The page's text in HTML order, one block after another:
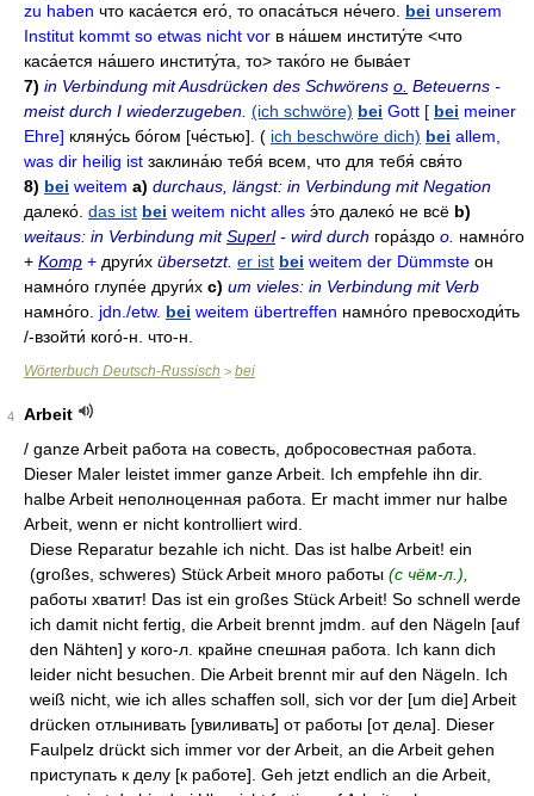
zu haben что каса́ется его́ то опаса́ться не́чего bei unserem
Institut kommt so etwas nicht vor в на́шем институ́те <что
каса́ется на́шего институ́та, то> тако́го не быва́ет
7) in Verbindung mit Ausdrücken des Schwörens o. Beteuerns -
meist durch I wiederzugeben. (ich schwöre) bei Gott [ bei meiner
Ehre] кляну́сь бо́гом [че́стью]. ( ich beschwöre dich) bei allem,
was dir heilig ist заклина́ю тебя́ всем что для тебя́ свя́то
8) bei weitem a) durchaus, längst: in Verbindung mit Negation
далеко́ das ist bei weitem nicht alles э́то далеко́ не всё b)
weitaus: in Verbindung mitSuperl- wird durch гора́здо о. намно́го
+ Komp + други́х übersetzt. er ist bei weitem der Dümmste он
намно́го глупе́е други́х c) um vieles: in Verbindung mit Verb
намно́го jdn./etw. bei weitem übertreffen намно́го превосходи́ть
/-взойти́ кого́-н . что-н.
Wörterbuch Deutsch-Russisch > bei
4
Arbeit
/ ganze Arbeit работа на совесть, добросовестная работа.
Dieser Maler leistet immer ganze Arbeit. Ich empfehle ihn dir.
halbe Arbeit неполноценная работа. Er macht immer nur halbe
Arbeit, wenn er nicht kontrolliert wird.
Diese Reparatur bezahle ich nicht. Das ist halbe Arbeit! ein
(großes, schweres) Stück Arbeit много работы (с чём-л.),
работы хватит! Das ist ein großes Stück Arbeit! So schnell werde
ich damit nicht fertig, die Arbeit brennt jmdm. auf den Nägeln [auf
den Nähten] у кого-л. крайне спешная работа. Ich kann dich
leider nicht besuchen. Die Arbeit brennt mir auf den Nägeln. Ich
weiß nicht, wie ich alles schaffen soll, sich vor der [um die] Arbeit
drücken отлынивать [увиливать] от работы [от дела]. Dieser
Faulpelz drückt sich immer vor der Arbeit, an die Arbeit gehen
приступать к делу [к работе]. Geh jetzt endlich an die Arbeit,